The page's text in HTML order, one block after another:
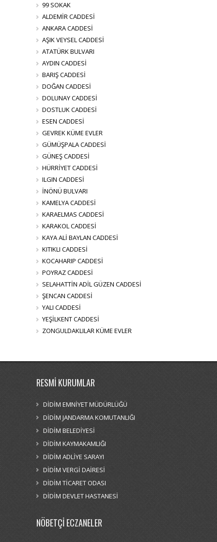
99 SOKAK
ALDEMİR CADDESİ
ANKARA CADDESİ
AŞIK VEYSEL CADDESİ
ATATÜRK BULVARI
AYDIN CADDESİ
BARIŞ CADDESİ
DOĞAN CADDESİ
DOLUNAY CADDESİ
DOSTLUK CADDESİ
ESEN CADDESİ
GEVREK KÜME EVLER
GÜMÜŞPALA CADDESİ
GÜNEŞ CADDESİ
HÜRRİYET CADDESİ
ILGIN CADDESİ
İNÖNÜ BULVARI
KAMELYA CADDESİ
KARAELMAS CADDESİ
KARAKOL CADDESİ
KAYA ALİ BAYLAN CADDESİ
KITIKLI CADDESİ
KOCAHARIP CADDESİ
POYRAZ CADDESİ
SELAHATTİN ADİL GÜZEN CADDESİ
ŞENCAN CADDESİ
YALI CADDESİ
YEŞİLKENT CADDESİ
ZONGULDAKLILAR KÜME EVLER
RESMİ KURUMLAR
DİDİM EMNİYET MÜDÜRLÜĞÜ
DİDİM JANDARMA KOMUTANLIĞI
DİDİM BELEDİYESİ
DİDİM KAYMAKAMLIĞI
DİDİM ADLİYE SARAYI
DİDİM VERGİ DAİRESİ
DİDİM TİCARET ODASI
DİDİM DEVLET HASTANESİ
NÖBETÇİ ECZANELER